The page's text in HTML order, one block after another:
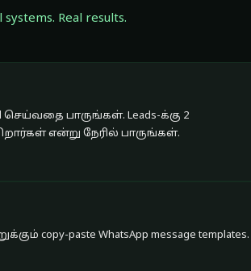
Real results.
செய்வதை பாருங்கள். Leads-க்கு 2
என்று நேரில் பாருங்கள்.
copy-paste WhatsApp message templates.